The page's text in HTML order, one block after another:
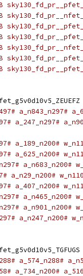
a_n843_n297#
a_247_n297#
a_189_n200#
a_625_n200#
a_n683_n200#
a_n29_n200#
a_407_n200#
a_n465_n200#
a_n901_n200#
a_n247_n200#
a_574_n288#
a_734_n200#